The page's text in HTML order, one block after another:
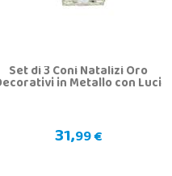
Set di 3 Coni Natalizi Oro
in Metallo con Luci
31,99 €